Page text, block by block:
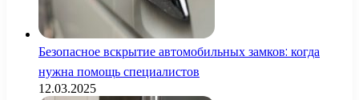
Безопасное вскрытие автомобильных замков: когда
нужна помощь специалистов
12.03.2025